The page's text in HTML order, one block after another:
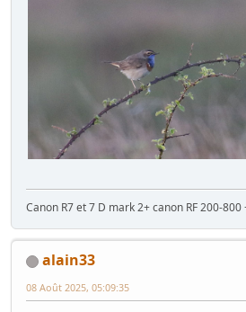
Canon R7 et 7 D mark 2+ canon RF 200-
alain33
08 Août 2025, 05:09:35